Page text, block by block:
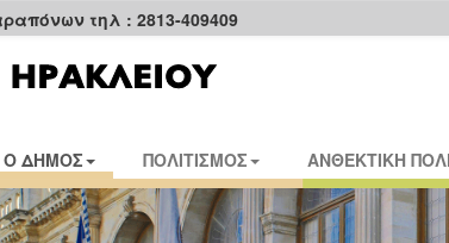
τηλ : 2813-409409
Ο ΔΗΜΟΣ ΠΟΛΙΤΙΣΜΟΣ ΑΝΘΕΚΤΙΚΗ